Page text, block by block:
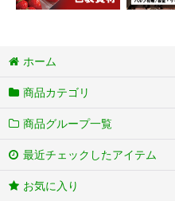
ホーム
商品カテゴリ
商品グループ一覧
最近チェックしたアイテム
お気に入り